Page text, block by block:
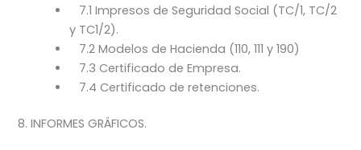
7.1 Impresos de Seguridad Social (TC/1, TC/2
y TC1/2).
7.2 Modelos de Hacienda (110, 111 y 190)
7.3 Certificado de Empresa.
7.4 Certificado de retenciones.
8. INFORMES GRÁFICOS.